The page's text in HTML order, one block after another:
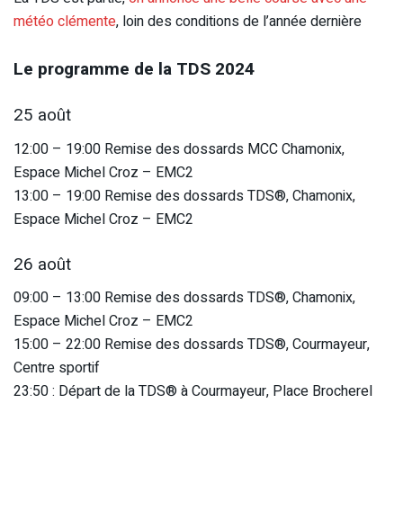
météo clémente, loin des conditions de l’année dernière
Le programme de la TDS 2024
25 août
12:00 – 19:00 Remise des dossards MCC Chamonix,
Espace Michel Croz – EMC2
13:00 – 19:00 Remise des dossards TDS®, Chamonix,
Espace Michel Croz – EMC2
26 août
09:00 – 13:00 Remise des dossards TDS®, Chamonix,
Espace Michel Croz – EMC2
15:00 – 22:00 Remise des dossards TDS®, Courmayeur,
Centre sportif
23:50 : Départ de la TDS® à Courmayeur, Place Brocherel